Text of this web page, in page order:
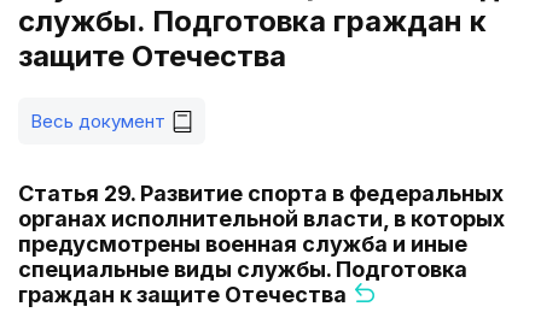
службы. Подготовка граждан к
защите Отечества
Весь документ
Статья 29. Развитие спорта в федеральных
органах исполнительной власти, в которых
предусмотрены военная служба и иные
специальные виды службы. Подготовка
граждан к защите Отечества